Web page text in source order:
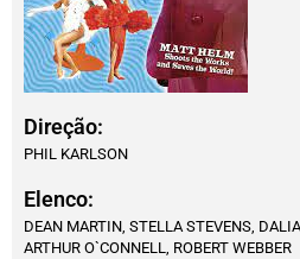
Direção:
PHIL KARLSON
Elenco:
DEAN MARTIN, STELLA STEVENS,
ARTHUR O`CONNELL, ROBERT WEBBER